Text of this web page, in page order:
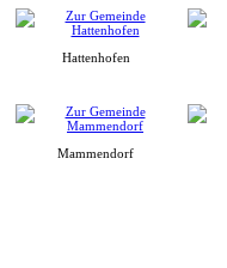
Hattenhofen
Mammendorf